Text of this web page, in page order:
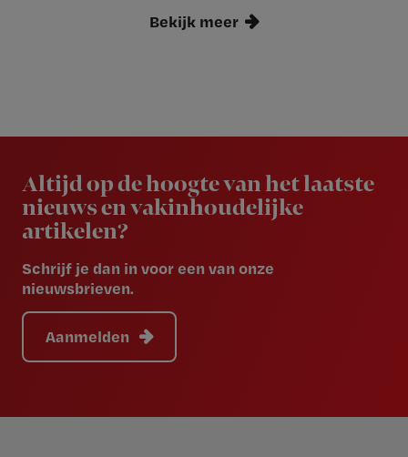
Bekijk meer
Altijd op de hoogte van het laatste
nieuws en vakinhoudelijke
artikelen?
Schrijf je dan in voor een van onze
nieuwsbrieven.
Aanmelden